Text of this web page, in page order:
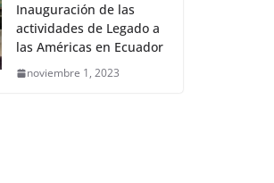
Inauguración de las
actividades de Legado a
las Américas en Ecuador
noviembre 1, 2023